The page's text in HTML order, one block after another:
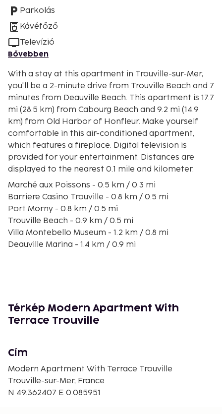
Parkolás
Kávéfőző
Televízió
Bővebben
With a stay at this apartment in Trouville-sur-Mer,
you'll be a 2-minute drive from Trouville Beach and 7
minutes from Deauville Beach. This apartment is 17.7
mi (28.5 km) from Cabourg Beach and 9.2 mi (14.9
km) from Old Harbor of Honfleur. Make yourself
comfortable in this air-conditioned apartment,
which features a fireplace. Digital television is
provided for your entertainment. Distances are
displayed to the nearest 0.1 mile and kilometer.
Marché aux Poissons - 0.5 km / 0.3 mi
Barriere Casino Trouville - 0.8 km / 0.5 mi
Port Morny - 0.8 km / 0.5 mi
Trouville Beach - 0.9 km / 0.5 mi
Villa Montebello Museum - 1.2 km / 0.8 mi
Deauville Marina - 1.4 km / 0.9 mi
Promenade des Planches - 1.5 km / 1 mi
Deauville Beach - 1.6 km / 1 mi
Polyclinique de Deauville - 1.7 km / 1.1 mi
The nearest airports are:
Deauville (DOL-Normandie) - 6.9 km / 4.3 mi
Caen (CFR-Carpiquet) - 69.2 km / 43 mi
Térkép Modern Apartment With
Terrace Trouville
Cím
Modern Apartment With Terrace Trouville
Trouville-sur-Mer, France
N 49.362407 E 0.085951